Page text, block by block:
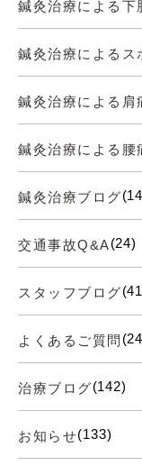
鍼灸治療による下
鍼灸治療によるス
鍼灸治療による肩
鍼灸治療による腰
鍼灸治療ブログ
交通事故Q&A(24)
スタッフブログ
よくあるご質問
治療ブログ(142)
お知らせ(133)